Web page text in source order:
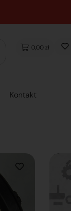
0,00 zł
Kontakt